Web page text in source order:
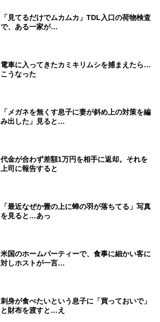
「見てるだけでムカムカ」TDL入口の荷物検査
で、ある一家が…
電車に入ってきたカミキリムシを捕まえたら…
こうなった
「メガネを無くす息子に妻が斜め上の対策を編
み出した」見ると…
代金が合わず差額1万円を相手に返却。それを
上司に報告すると
「最近なぜか畳の上に蝉の羽が落ちてる」写真
を見ると…あっ
米国のホームパーティーで、食事に細かい客に
対しホストが一言…
刺身が食べたいという息子に「買っておいで」
と財布を渡すと…え